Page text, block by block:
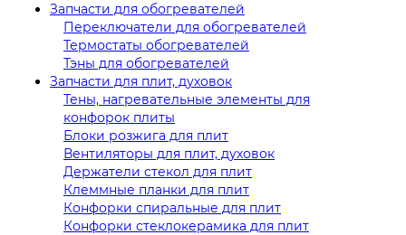
Запчасти для обогревателей
Переключатели для обогревателей
Термостаты обогревателей
Тэны для обогревателей
Запчасти для плит, духовок
Тены, нагревательные элементы для
конфорок плиты
Блоки розжига для плит
Вентиляторы для плит, духовок
Держатели стекол для плит
Клеммные планки для плит
Конфорки спиральные для плит
Конфорки стеклокерамика для плит